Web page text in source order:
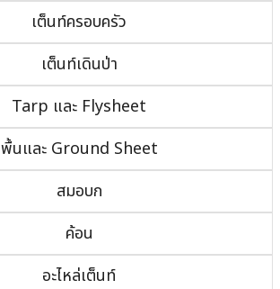
เต็นท์ครอบครัว
เต็นท์เดินป่า
Tarp และ Flysheet
พื้นและ Ground Sheet
สมอบก
ค้อน
อะไหล่เต็นท์